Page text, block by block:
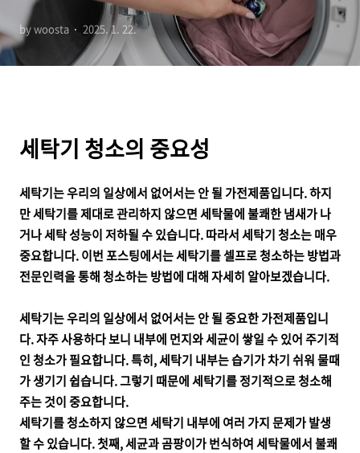
by woosta 2025. 1. 22.
세탁기 청소의 중요성
세탁기는 우리의 일상에서 없어서는 안 될 가전제품입니다. 하지
만 세탁기를 제대로 관리하지 않으면 세탁물에 불쾌한 냄새가 나
거나 세탁 성능이 저하될 수 있습니다. 따라서 세탁기 청소는 매우
중요합니다. 이번 포스팅에서는 세탁기를 셀프로 청소하는 방법과
전문인력을 통해 청소하는 방법에 대해 자세히 알아보겠습니다.
세탁기는 우리의 일상에서 없어서는 안 될 중요한 가전제품입니
다. 자주 사용하다 보니 내부에 먼지와 세균이 쌓일 수 있어 주기적
인 청소가 필요합니다. 특히, 세탁기 내부는 습기가 차기 쉬워 물때
가 생기기 쉽습니다. 그렇기 때문에 세탁기를 정기적으로 청소해
주는 것이 중요합니다.
세탁기를 청소하지 않으면 세탁기 내부에 여러 가지 문제가 발생
할 수 있습니다. 첫째, 세균과 곰팡이가 번식하여 세탁물에서 불쾌